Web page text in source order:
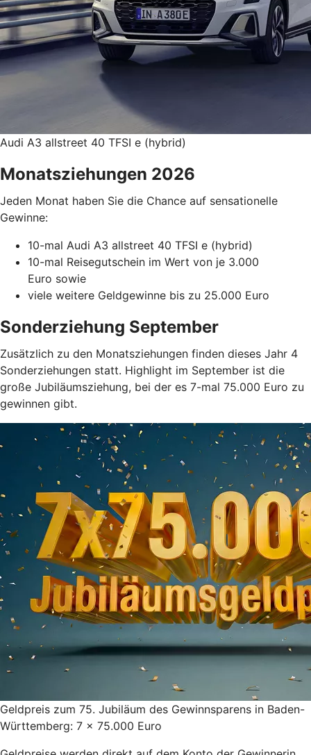
Audi A3 allstreet 40 TFSI e (hybrid)
Monatsziehungen 2026
Jeden Monat haben Sie die Chance auf sensationelle
Gewinne:
10-mal Audi A3 allstreet 40 TFSI e (hybrid)
10-mal Reisegutschein im Wert von je 3.000
Euro sowie
viele weitere Geldgewinne bis zu 25.000 Euro
Sonderziehung September
Zusätzlich zu den Monatsziehungen finden dieses Jahr 4
Sonderziehungen statt. Highlight im September ist die
große Jubiläumsziehung, bei der es 7-mal 75.000 Euro zu
gewinnen gibt.
Geldpreis zum 75. Jubiläum des Gewinnsparens in Baden-
Württemberg: 7 x 75.000 Euro